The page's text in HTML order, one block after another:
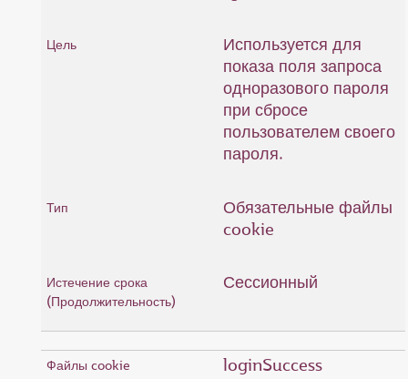
Используется для
показа поля запроса
одноразового пароля
при сбросе
пользователем своего
пароля.
Обязательные файлы
cookie
Сессионный
loginSuccess